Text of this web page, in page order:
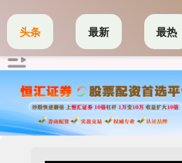
头条 最新 最热